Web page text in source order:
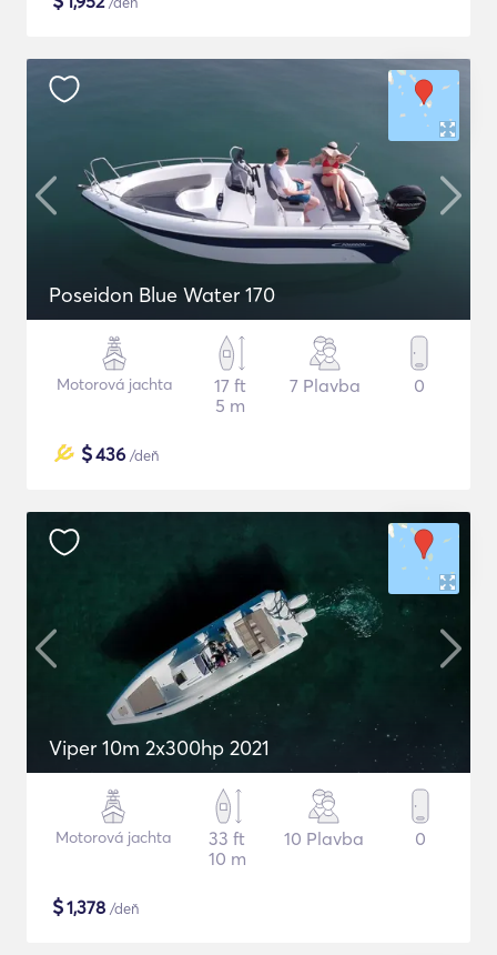
Poseidon Blue Water 170
Motorová jachta
17 ft
5 m
7 Plavba 0
$436 /deň
Viper 10m 2x300hp 2021
Motorová jachta
33 ft
10 m
10 Plavba 0
$1,378 /deň